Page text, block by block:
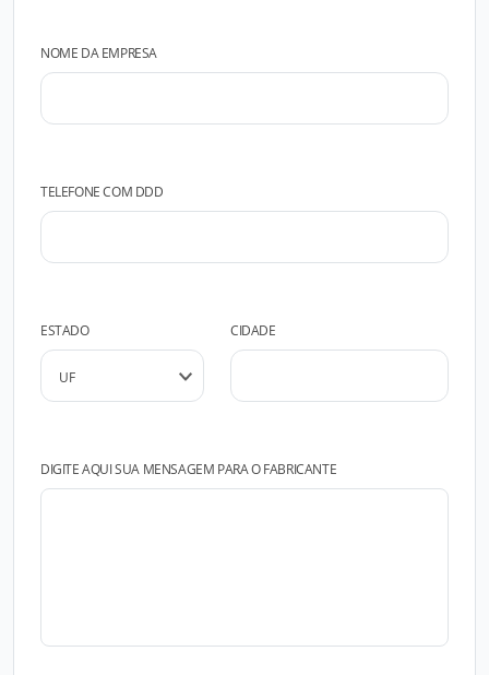
NOME DA EMPRESA
TELEFONE COM DDD
ESTADO CIDADE
DIGITE AQUI SUA MENSAGEM PARA O FABRICANTE